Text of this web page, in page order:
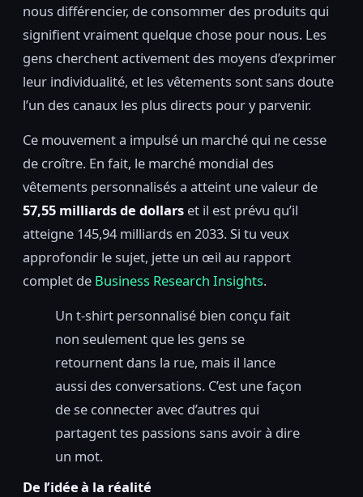
nous différencier, de consommer des produits qui
signifient vraiment quelque chose pour nous. Les
gens cherchent activement des moyens d’exprimer
leur individualité, et les vêtements sont sans doute
l’un des canaux les plus directs pour y parvenir.
Ce mouvement a impulsé un marché qui ne cesse
de croître. En fait, le marché mondial des
vêtements personnalisés a atteint une valeur de
57,55 milliards de dollars et il est prévu qu’il
atteigne 145,94 milliards en 2033. Si tu veux
approfondir le sujet, jette un œil au rapport
complet de Business Research Insights.
Un t-shirt personnalisé bien conçu fait
non seulement que les gens se
retournent dans la rue, mais il lance
aussi des conversations. C’est une façon
de se connecter avec d’autres qui
partagent tes passions sans avoir à dire
un mot.
De l’idée à la réalité